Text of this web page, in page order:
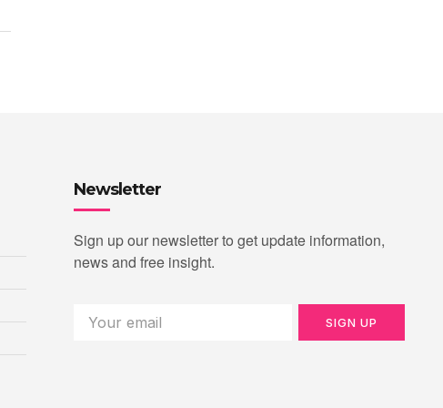
Newsletter
Sign up our newsletter to get update information,
news and free insight.
SIGN UP